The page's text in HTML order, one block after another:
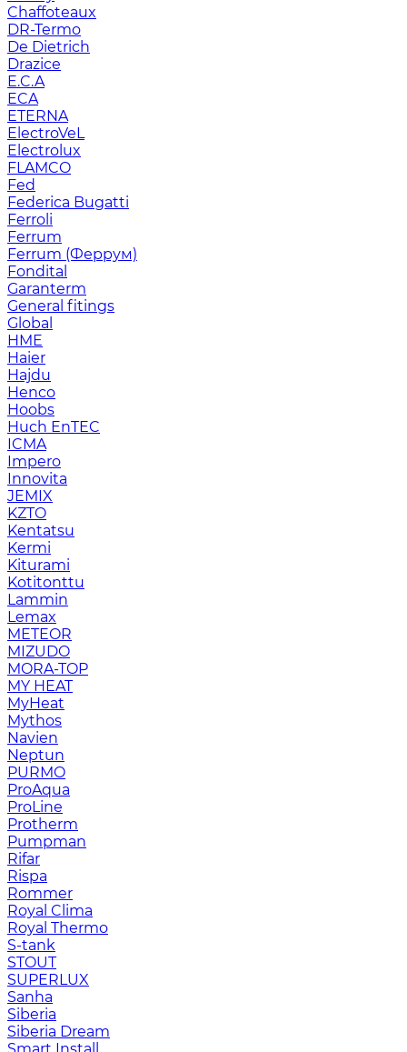
Chaffoteaux
DR-Termo
De Dietrich
Drazice
E.C.A
ECA
ETERNA
ElectroVeL
Electrolux
FLAMCO
Fed
Federica Bugatti
Ferroli
Ferrum
Ferrum (Феррум)
Fondital
Garanterm
General fitings
Global
HME
Haier
Hajdu
Henco
Hoobs
Huch EnTEC
ICMA
Impero
Innovita
JEMIX
KZTO
Kentatsu
Kermi
Kiturami
Kotitonttu
Lammin
Lemax
METEOR
MIZUDO
MORA-TOP
MY HEAT
MyHeat
Mythos
Navien
Neptun
PURMO
ProAqua
ProLine
Protherm
Pumpman
Rifar
Rispa
Rommer
Royal Clima
Royal Thermo
S-tank
STOUT
SUPERLUX
Sanha
Siberia
Siberia Dream